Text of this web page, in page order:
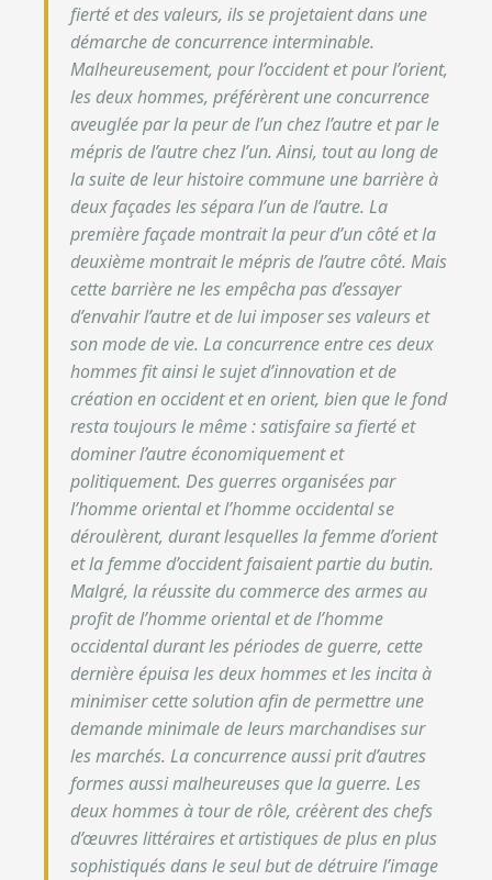
fierté et des valeurs, ils se projetaient dans une
démarche de concurrence interminable.
Malheureusement, pour l’occident et pour l’orient,
les deux hommes, préférèrent une concurrence
aveuglée par la peur de l’un chez l’autre et par le
mépris de l’autre chez l’un. Ainsi, tout au long de
la suite de leur histoire commune une barrière à
deux façades les sépara l’un de l’autre. La
première façade montrait la peur d’un côté et la
deuxième montrait le mépris de l’autre côté. Mais
cette barrière ne les empêcha pas d’essayer
d’envahir l’autre et de lui imposer ses valeurs et
son mode de vie. La concurrence entre ces deux
hommes fit ainsi le sujet d’innovation et de
création en occident et en orient, bien que le fond
resta toujours le même : satisfaire sa fierté et
dominer l’autre économiquement et
politiquement. Des guerres organisées par
l’homme oriental et l’homme occidental se
déroulèrent, durant lesquelles la femme d’orient
et la femme d’occident faisaient partie du butin.
Malgré, la réussite du commerce des armes au
profit de l’homme oriental et de l’homme
occidental durant les périodes de guerre, cette
dernière épuisa les deux hommes et les incita à
minimiser cette solution afin de permettre une
demande minimale de leurs marchandises sur
les marchés. La concurrence aussi prit d’autres
formes aussi malheureuses que la guerre. Les
deux hommes à tour de rôle, créèrent des chefs
d’œuvres littéraires et artistiques de plus en plus
sophistiqués dans le seul but de détruire l’image